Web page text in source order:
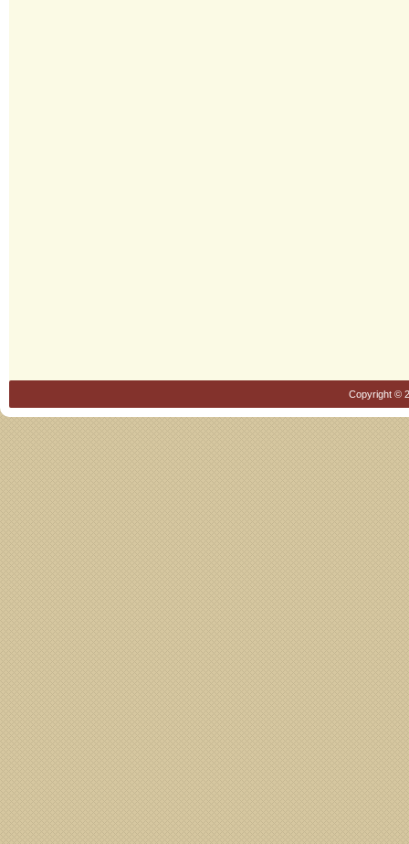
Copyright ©